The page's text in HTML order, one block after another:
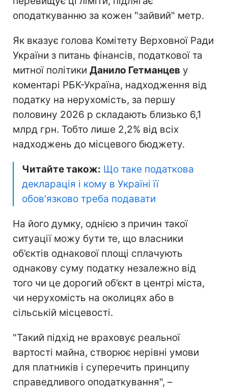
оподаткуванню за кожен "зайвий" метр.
Як вказує голова Комітету Верховної Ради
України з питань фінансів, податкової та
митної політики Данило Гетманцев у
коментарі РБК-Україна, надходження від
податку на нерухомість, за першу
половину 2026 р складають близько 6,1
млрд грн. Тобто лише 2,2% від всіх
надходжень до місцевого бюджету.
Читайте також: Що таке податкова
декларація і кому в Україні її
обов'язково треба подавати
На його думку, однією з причин такої
ситуації можу бути те, що власники
об’єктів однакової площі сплачують
однакову суму податку незалежно від
того чи це дорогий об’єкт в центрі міста,
чи нерухомість на околицях або в
сільській місцевості.
"Такий підхід не враховує реальної
вартості майна, створює нерівні умови
для платників і суперечить принципу
справедливого оподаткування", –